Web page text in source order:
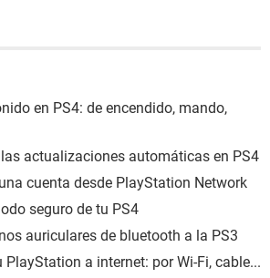
en PS4: de encendido, mando,
actualizaciones automáticas en PS4
cuenta desde PlayStation Network
seguro de tu PS4
auriculares de bluetooth a la PS3
PlayStation a internet: por Wi-Fi, cable...